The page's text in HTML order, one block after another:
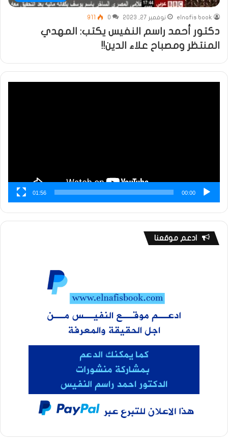
elnafis book نوفمبر 27, 2023 0
911
دكتور أحمد راسم النفيس يكتب: المهدي
المنتظر ومصباح علاء الدين!!
00:00
01:56
ادعم موقعنا